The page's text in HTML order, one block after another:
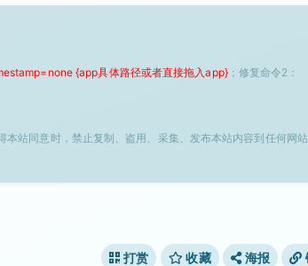
{app具体路径或者直接拖入app}；修复命令2：
站同意时，禁止复制、盗用、采集、发布本站内容到任何网
打赏 收藏 海报